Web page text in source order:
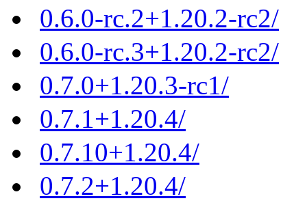
0.6.0-rc.2+1.20.2-rc2/
0.6.0-rc.3+1.20.2-rc2/
0.7.0+1.20.3-rc1/
0.7.1+1.20.4/
0.7.10+1.20.4/
0.7.2+1.20.4/